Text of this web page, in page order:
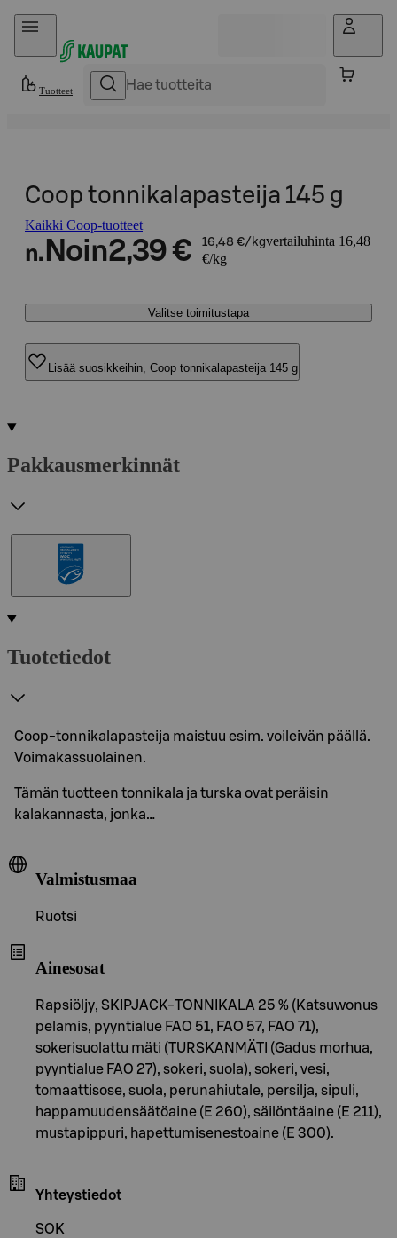
Hyppää sisältöön
Tuotteet
Coop tonnikalapasteija 145 g
Kaikki Coop-tuotteet
n. Noin2,39 € 16,48 €/kgvertailuhinta 16,48
€/kg
Valitse toimitustapa
Lisää suosikkeihin, Coop tonnikalapasteija 145 g
Pakkausmerkinnät
Tuotetiedot
Coop-tonnikalapasteija maistuu esim. voileivän päällä.
Voimakassuolainen.
Tämän tuotteen tonnikala ja turska ovat peräisin
kalakannasta, jonka…
Valmistusmaa
Ruotsi
Ainesosat
Rapsiöljy, SKIPJACK-TONNIKALA 25 % (Katsuwonus
pelamis, pyyntialue FAO 51, FAO 57, FAO 71),
sokerisuolattu mäti (TURSKANMÄTI (Gadus morhua,
pyyntialue FAO 27), sokeri, suola), sokeri, vesi,
tomaattisose, suola, perunahiutale, persilja, sipuli,
happamuudensäätöaine (E 260), säilöntäaine (E 211),
mustapippuri, hapettumisenestoaine (E 300).
Yhteystiedot
SOK